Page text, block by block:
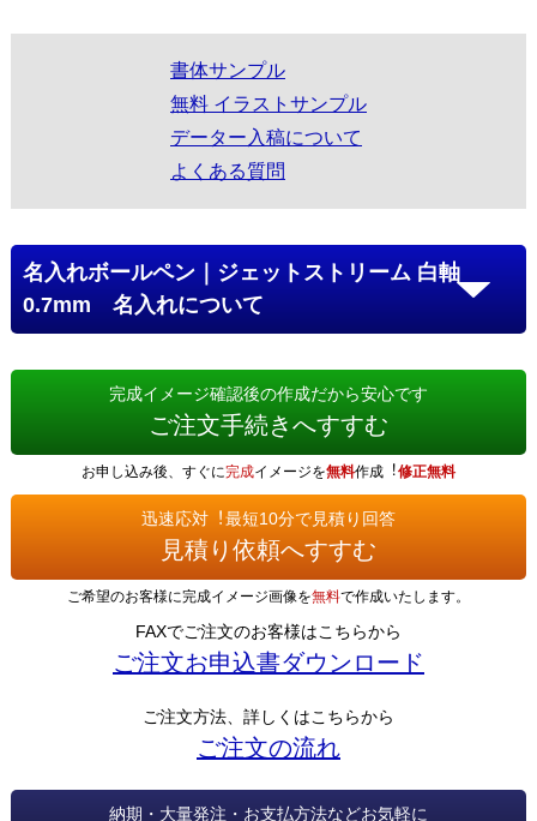
書体サンプル
無料 イラストサンプル
データー入稿について
よくある質問
名入れボールペン｜ジェットストリーム 白軸
0.7mm 名入れについて
完成イメージ確認後の作成だから安心です
ご注文手続きへすすむ
お申し込み後、すぐに完成イメージを無料作成︕修正無料
迅速応対︕最短10分で見積り回答
見積り依頼へすすむ
ご希望のお客様に完成イメージ画像を無料で作成いたします。
FAXでご注文のお客様はこちらから
ご注文お申込書ダウンロード
ご注文方法、詳しくはこちらから
ご注文の流れ
納期・大量発注・お支払方法などお気軽に